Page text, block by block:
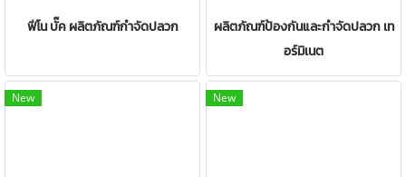
ฟีโน บั๊ค ผลิตภัณฑ์กำจัดปลวก
ผลิตภัณฑ์ป้องกันและกำจัดปลวก เท
อร์มิเนต
New New